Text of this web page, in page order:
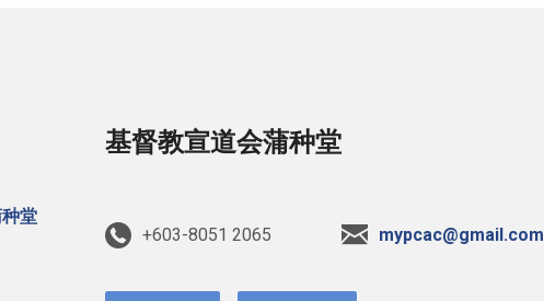
基督教宣道会蒲种堂
+603-8051 2065 mypcac@gmail.com